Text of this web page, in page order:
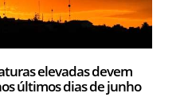
elevadas devem
últimos dias de junho